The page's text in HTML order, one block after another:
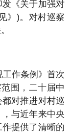
《关于加强对
》)。对村巡察
作条例》首次
围，二十届中
对推进对村巡
与近年来中央
提供了清晰的